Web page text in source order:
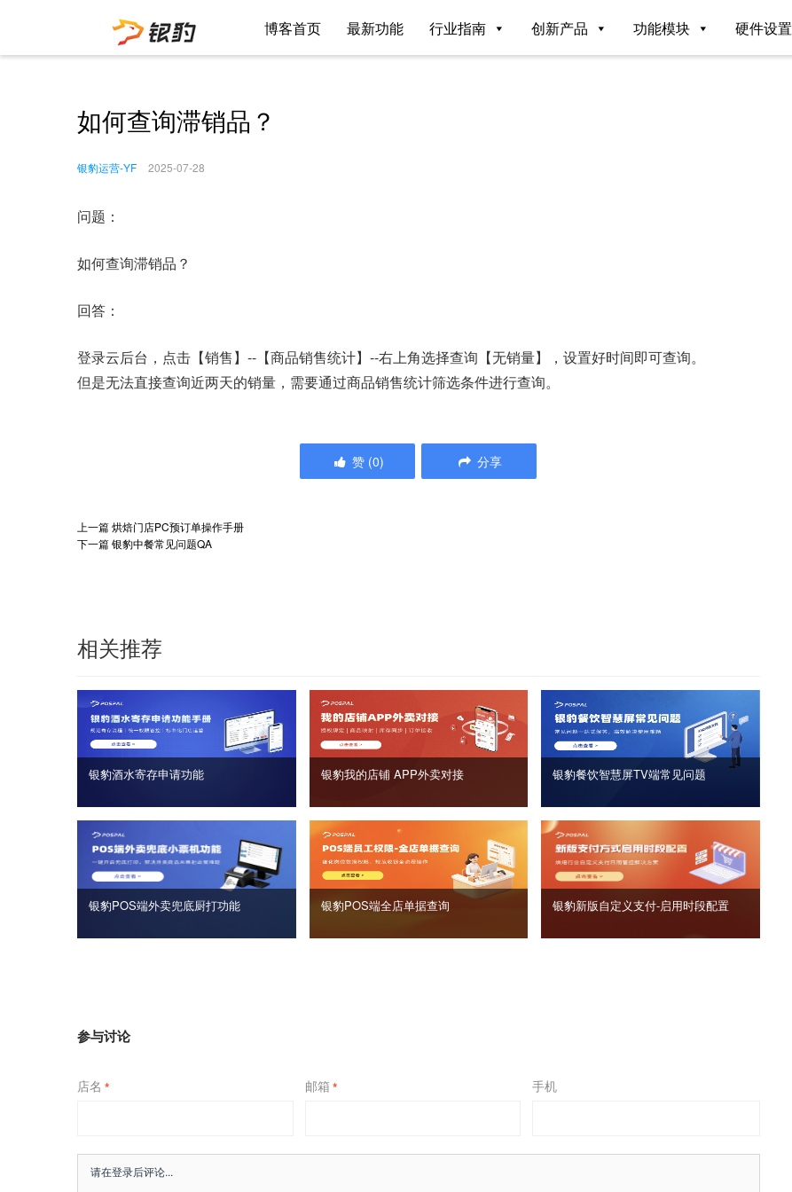
博客首页 最新功能 行业指南 创新产品 功能模块 硬件设置
如何查询滞销品？
银豹运营-YF 2025-07-28
问题：
如何查询滞销品？
回答：
登录云后台，点击【销售】--【商品销售统计】--右上角选择查询【无销量】，设置好时间即可查询。
但是无法直接查询近两天的销量，需要通过商品销售统计筛选条件进行查询。
赞 (0) 分享
上一篇烘焙门店PC预订单操作手册
下一篇银豹中餐常见问题QA
相关推荐
银豹酒水寄存申请功能 银豹我的店铺 APP外卖对接 银豹餐饮智慧屏TV端常见问题
银豹POS端外卖兜底厨打功能 银豹POS端全店单据查询 银豹新版自定义支付‑启用时段配置
参与讨论
店名 * 邮箱 * 手机